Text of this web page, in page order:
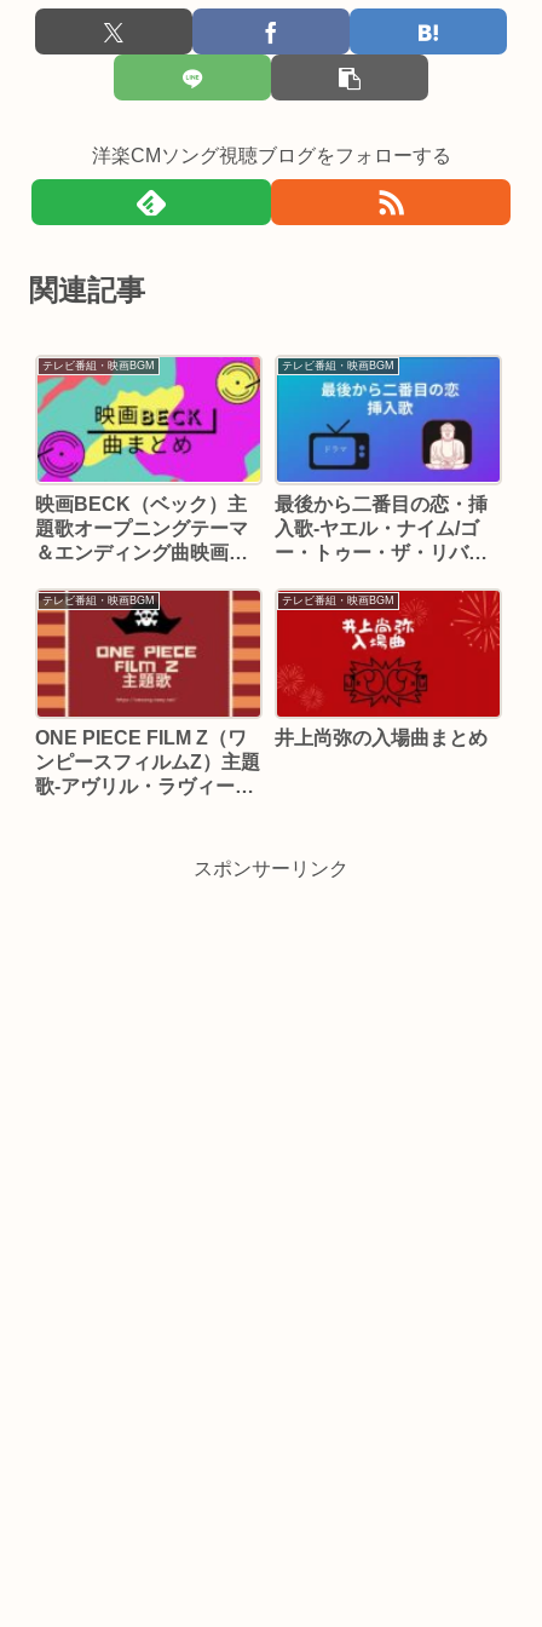
洋楽CMソング視聴ブログをフォローする
関連記事
テレビ番組・映画BGM
映画BECK（ベック）主
題歌オープニングテーマ
＆エンディング曲映画
ク）主題歌オープニング
テーマ＆エンディング曲
テレビ番組・映画BGM
最後から二番目の恋・挿
入歌-ヤエル・ナイム/ゴ
ー・トゥー・ザ・リバー
テレビ番組・映画BGM
ONE PIECE FILM Z（ワ
ンピースフィルムZ）主題
歌-アヴリル・ラヴィーン
テレビ番組・映画BGM
井上尚弥の入場曲まとめ
スポンサーリンク